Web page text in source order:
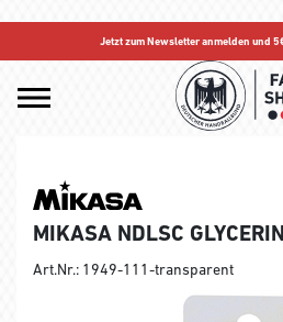
Jetzt zum Newsletter anmelden und
MIKASA NDLSC
Art.Nr.: 1949-111-transparent